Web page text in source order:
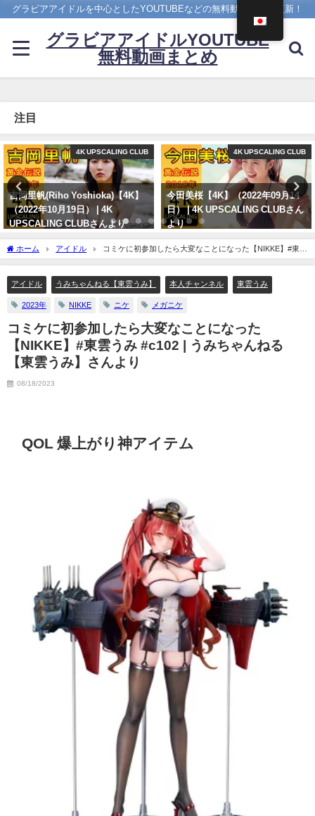
グラビアアイドルを中心としたYOUTUBEなどの無料動画を日々更新！
グラビアアイドルYOUTUBE
無料動画まとめ
注目
4K UPSCALING CLUB
今田美桜【4K】（2022年09月14
日） | 4K UPSCALING CLUBさん
より
ヤンジャン
雪平莉左 -【4Kムービーグラビ
ア】２週連続表紙！令和最高の美
ボディ・雪平莉左ちゃんが"微笑
みの国"タイで魅せる女神の微笑
み！カラフルでビビッドな水着撮
影に最高画質で没入密着！【メイ
キング】（2023年07月06日） | ヤ
ンジャンTV【集英社ヤングジャ
ンプ公式】さんより
07/06/2023
ホーム アイドル
コミケに初参加したら大変なことになった【NIKKE】#東雲
うみ #c102 | うみちゃんねる【東雲うみ】さんより
アイドル うみちゃんねる【東雲うみ】 本人チャンネル 東雲うみ
2023年 NIKKE ニケ メガニケ
コミケに初参加したら大変なことになった
【NIKKE】#東雲うみ #c102 | うみちゃんねる
【東雲うみ】さんより
08/18/2023
QOL 爆上がり神アイテム